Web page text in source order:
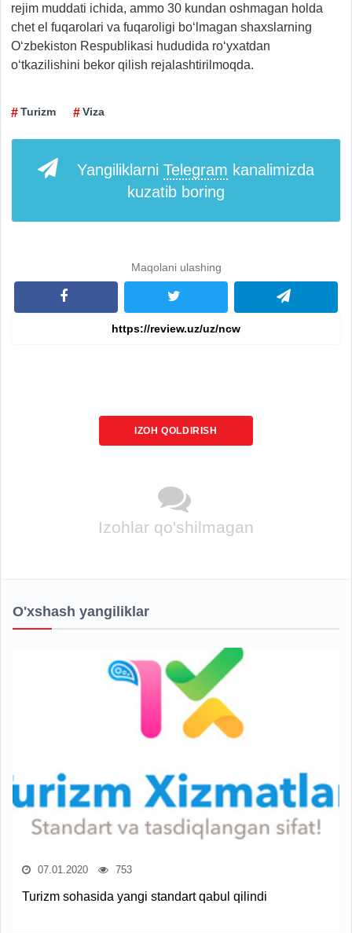
rejim muddati ichida, ammo 30 kundan oshmagan holda
chet el fuqarolari va fuqaroligi bo‘lmagan shaxslarning
O‘zbekiston Respublikasi hududida ro‘yxatdan
o‘tkazilishini bekor qilish rejalashtirilmoqda.
Turizm Viza
Yangiliklarni Telegram kanalimizda
kuzatib boring
Maqolani ulashing
IZOH QOLDIRISH
Izohlar qo'shilmagan
O'xshash yangiliklar
07.01.2020 753
Turizm sohasida yangi standart qabul qilindi